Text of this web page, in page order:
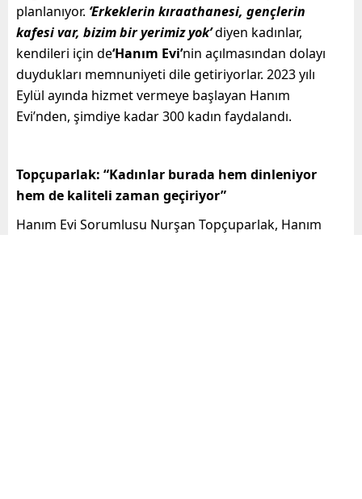
planlanıyor. ‘Erkeklerin kıraathanesi, gençlerin
kafesi var, bizim bir yerimiz yok’diyen kadınlar,
kendileri için de‘Hanım Evi’nin açılmasından dolayı
duydukları memnuniyeti dile getiriyorlar. 2023 yılı
Eylül ayında hizmet vermeye başlayan Hanım
Evi’nden, şimdiye kadar 300 kadın faydalandı.
Topçuparlak: “Kadınlar burada hem dinleniyor
hem de kaliteli zaman geçiriyor”
Hanım Evi Sorumlusu Nurşan Topçuparlak, Hanım